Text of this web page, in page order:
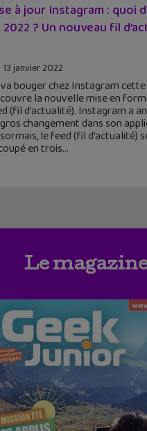
à jour Instagram : quoi
2022 ? Un nouveau fil
13 janvier 2022
bouger chez Instagram cette
la nouvelle mise en
(fil d’actualité). Instagram a
changement dans son
le feed (fil d’actualité)
en trois
Le